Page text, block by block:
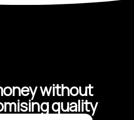
without
quality